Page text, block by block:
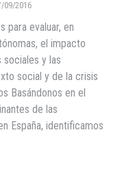
09/2016
para evaluar, en
el impacto
sociales y las
social y de la crisis
Basándonos en el
de las
España, identificamos